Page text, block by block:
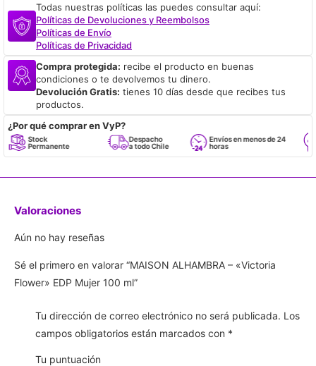
Todas nuestras políticas las puedes consultar aquí:
Políticas de Devoluciones y Reembolsos
Políticas de Envío
Políticas de Privacidad
Compra protegida: recibe el producto en buenas
condiciones o te devolvemos tu dinero.
Devolución Gratis: tienes 10 días desde que recibes tus
productos.
¿Por qué comprar en VyP?
Despacho
a todo Chile
Envíos en menos de 24
horas
Valoraciones
Aún no hay reseñas
Sé el primero en valorar “MAISON ALHAMBRA – «Victoria
Flower» EDP Mujer 100 ml”
Tu dirección de correo electrónico no será publicada. Los
campos obligatorios están marcados con *
Tu puntuación